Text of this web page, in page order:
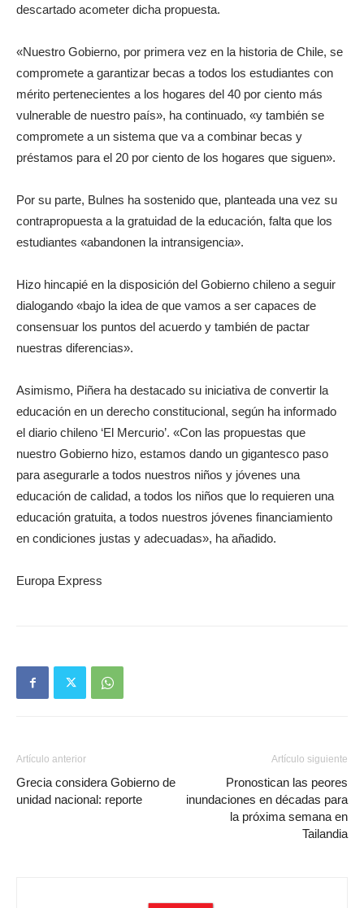
descartado acometer dicha propuesta.
«Nuestro Gobierno, por primera vez en la historia de Chile, se
compromete a garantizar becas a todos los estudiantes con
mérito pertenecientes a los hogares del 40 por ciento más
vulnerable de nuestro país», ha continuado, «y también se
compromete a un sistema que va a combinar becas y
préstamos para el 20 por ciento de los hogares que siguen».
Por su parte, Bulnes ha sostenido que, planteada una vez su
contrapropuesta a la gratuidad de la educación, falta que los
estudiantes «abandonen la intransigencia».
Hizo hincapié en la disposición del Gobierno chileno a seguir
dialogando «bajo la idea de que vamos a ser capaces de
consensuar los puntos del acuerdo y también de pactar
nuestras diferencias».
Asimismo, Piñera ha destacado su iniciativa de convertir la
educación en un derecho constitucional, según ha informado
el diario chileno ‘El Mercurio’. «Con las propuestas que
nuestro Gobierno hizo, estamos dando un gigantesco paso
para asegurarle a todos nuestros niños y jóvenes una
educación de calidad, a todos los niños que lo requieren una
educación gratuita, a todos nuestros jóvenes financiamiento
en condiciones justas y adecuadas», ha añadido.
Europa Express
Artículo anterior
Grecia considera Gobierno de
unidad nacional: reporte
Artículo siguiente
Pronostican las peores
inundaciones en décadas para
la próxima semana en
Tailandia